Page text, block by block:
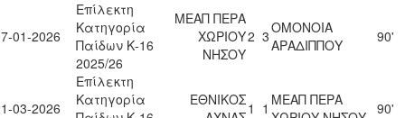
01-2026
Επίλεκτη
Κατηγορία
Παίδων Κ-16
2025/26
ΜΕΑΠ ΠΕΡΑ
ΧΩΡΙΟΥ
ΝΗΣΟΥ
2 3ΟΜΟΝΟΙΑ
ΑΡΑΔΙΠΠΟΥ
90'
03-2026
Επίλεκτη
Κατηγορία
ΕΘΝΙΚΟΣ1 1 ΜΕΑΠ ΠΕΡΑ
90'